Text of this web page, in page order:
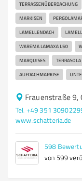
TERRASSENÜBERDACHUNG
MARKISEN
LAMELLENDACH
WAREMA LAMAXA L50
MARQUISES TERRASOLA
AUFDACHMARKISE
Frauenstraße 9,
Tel. +49 351
www.schatteria.de
598
von 599